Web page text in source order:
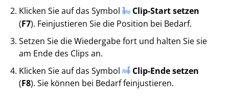
Klicken Sie auf das Symbol
Clip-Start setzen
(F7). Feinjustieren Sie die Position bei Bedarf.
Setzen Sie die Wiedergabe fort und halten Sie sie
am Ende des Clips an.
Klicken Sie auf das Symbol
Clip-Ende setzen
(F8). Sie können bei Bedarf feinjustieren.